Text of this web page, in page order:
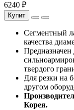
6240 ₽
Купит
Сегментный
качества
Предназначен
твердого
Для резки на
другом
Корея.